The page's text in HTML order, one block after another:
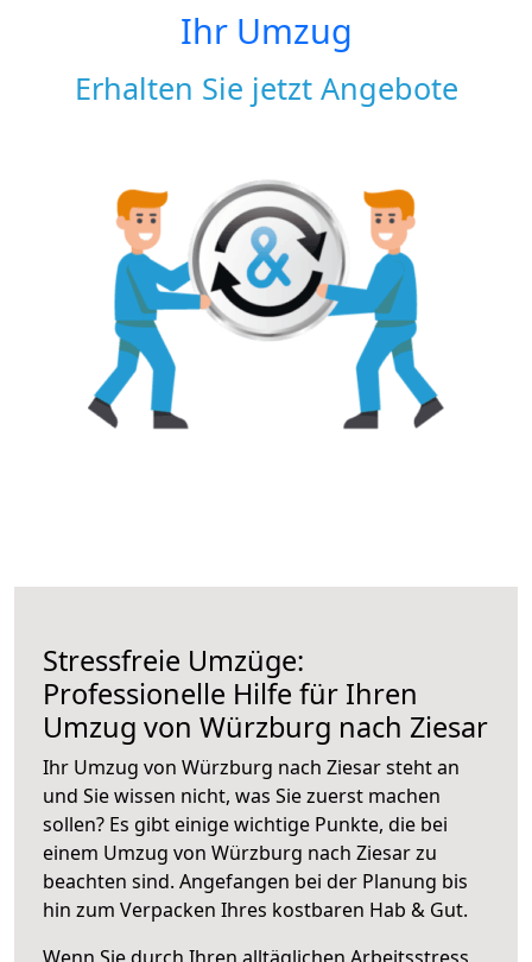
Ihr Umzug
Erhalten Sie jetzt Angebote
Stressfreie Umzüge:
Professionelle Hilfe für Ihren
Umzug von Würzburg nach Ziesar
Ihr Umzug von Würzburg nach Ziesar steht an
und Sie wissen nicht, was Sie zuerst machen
sollen? Es gibt einige wichtige Punkte, die bei
einem Umzug von Würzburg nach Ziesar zu
beachten sind. Angefangen bei der Planung bis
hin zum Verpacken Ihres kostbaren Hab & Gut.